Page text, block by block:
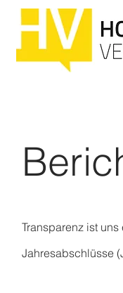
Transparenz ist
Jahresabschlüsse